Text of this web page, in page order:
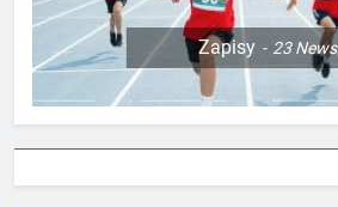
Zapisy 23News